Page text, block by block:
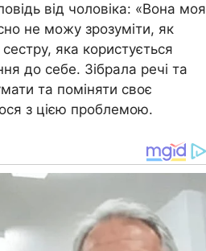
від чоловіка: «Вона моя
не можу зрозуміти, як
яка користується
до себе. Зібрала речі та
та поміняти своє
з цією проблемою.